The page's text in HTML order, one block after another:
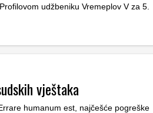
udžbeniku Vremeplov V za 5.
vještaka
humanum est, najčešće pogreške